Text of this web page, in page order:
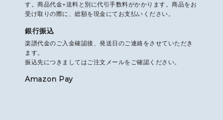
す。商品代金+送料と別に代引手数料がかかります。商品をお
受け取りの際に、総額を現金にてお支払いください。
銀行振込
楽譜代金のご入金確認後、発送日のご連絡をさせていただき
ます。
振込先につきましてはご注文メールをご確認ください。
Amazon Pay